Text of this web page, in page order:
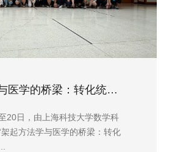
“架起方法学与医学的桥梁：转化统计学与机器学习”国际会议在上海科技大学举行
20日，由上海科技大学数学科
起方法学与医学的桥梁：转化